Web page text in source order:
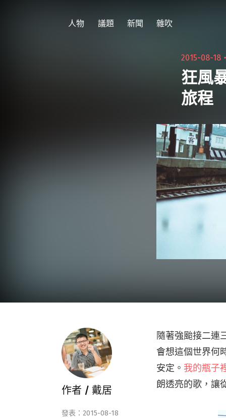
人物 議題 新聞 雜吹
2015-08-18
狂風
旅程
隨著強颱接二連
會想這個世界何
安定。 我的瓶子
朗透亮的歌，讓
作者 / 戴居
發表：2015-08-18